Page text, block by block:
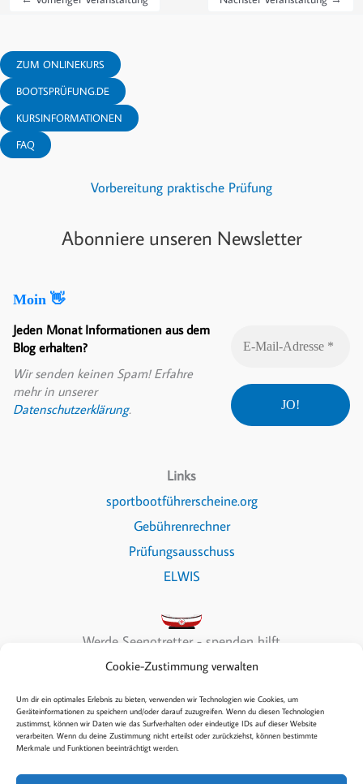
Cookie-Zustimmung verwalten
Um dir ein optimales Erlebnis zu bieten, verwenden wir Technologien wie Cookies, um
Geräteinformationen zu speichern und/oder darauf zuzugreifen. Wenn du diesen Technologien
zustimmst, können wir Daten wie das Surfverhalten oder eindeutige IDs auf dieser Website
verarbeiten. Wenn du deine Zustimmung nicht erteilst oder zurückziehst, können bestimmte
Merkmale und Funktionen beeinträchtigt werden.
ZUM ONLINEKURS
BOOTSPRÜFUNG.DE
KURSINFORMATIONEN
FAQ
Vorbereitung praktische Prüfung
Abonniere unseren Newsletter
Moin 👋
Jeden Monat Informationen aus dem
Blog erhalten?
Wir senden keinen Spam! Erfahre
mehr in unserer
Datenschutzerklärung.
Links
sportbootführerscheine.org
Gebührenrechner
Prüfungsausschuss
ELWIS
Werde Seenotretter - spenden hilft
Copyright © 2026 Sea & Fun